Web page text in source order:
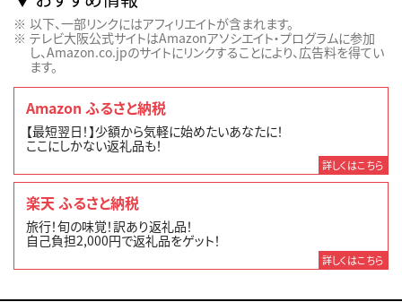
以下、一部リンクにはアフィリエイトが含まれます。
テレビ大阪公式サイトはAmazonアソシエイト・プログラムに参加
し、Amazon.co.jpのサイトにリンクすることにより、広告料を得てい
ます。
Amazon ふるさと納税
【最短翌日！】少額から気軽に始めたいあなたに！
ここにしかない返礼品も！
詳しくはこちら
楽天 ふるさと納税
旅行！旬の味覚！訳あり返礼品！
自己負担2,000円で返礼品をゲット！
詳しくはこちら